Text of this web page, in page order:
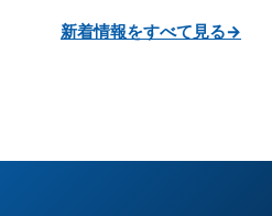
新着情報をすべて見る→